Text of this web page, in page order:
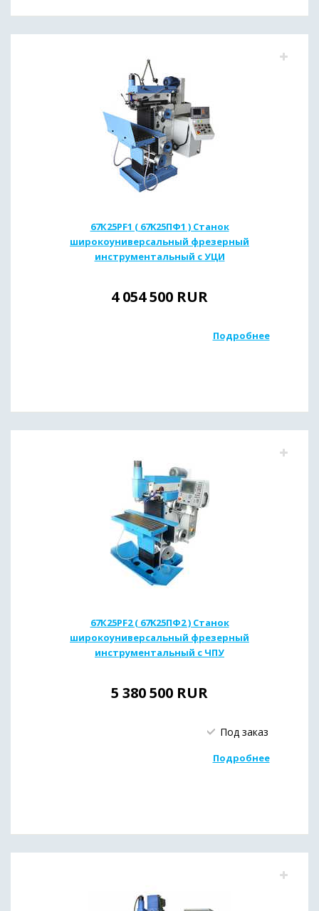
67К25PF1 ( 67K25ПФ1 ) Станок
широкоуниверсальный фрезерный
инструментальный с УЦИ
4 054 500 RUR
Подробнее
67К25PF2 ( 67K25ПФ2 ) Станок
широкоуниверсальный фрезерный
инструментальный с ЧПУ
5 380 500 RUR
Под заказ
Подробнее